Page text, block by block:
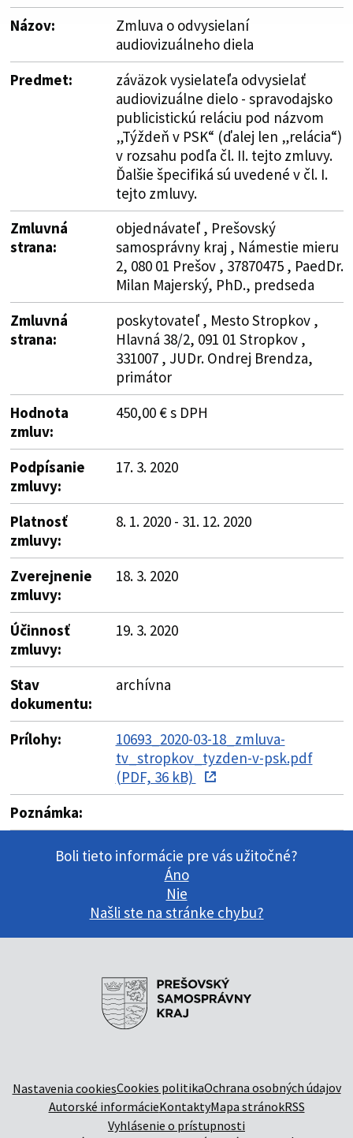
Názov:
Zmluva o odvysielaní
audiovizuálneho diela
Predmet:
záväzok vysielateľa odvysielať
audiovizuálne dielo - spravodajsko
publicistickú reláciu pod názvom
„Týždeň v PSK“ (ďalej len „relácia“)
v rozsahu podľa čl. II. tejto zmluvy.
Ďalšie špecifiká sú uvedené v čl. I.
tejto zmluvy.
Zmluvná
strana:
objednávateľ , Prešovský
samosprávny kraj , Námestie mieru
2, 080 01 Prešov , 37870475 , PaedDr.
Milan Majerský, PhD., predseda
Zmluvná
strana:
poskytovateľ , Mesto Stropkov ,
Hlavná 38/2, 091 01 Stropkov ,
331007 , JUDr. Ondrej Brendza,
primátor
Hodnota
zmluv:
450,00 € s DPH
Podpísanie
zmluvy:
17. 3. 2020
Platnosť
zmluvy:
8. 1. 2020 - 31. 12. 2020
Zverejnenie
zmluvy:
18. 3. 2020
Účinnosť
zmluvy:
19. 3. 2020
Stav
dokumentu:
archívna
Prílohy:
10693_2020-03-18_zmluva-
tv_stropkov_tyzden-v-psk.pdf
(PDF, 36 kB)
Poznámka:
Boli tieto informácie pre vás užitočné?
Áno
Nie
Našli ste na stránke chybu?
Nastavenia cookiesCookies politikaOchrana osobných údajov
Autorské informácieKontaktyMapa stránokRSS
Vyhlásenie o prístupnosti